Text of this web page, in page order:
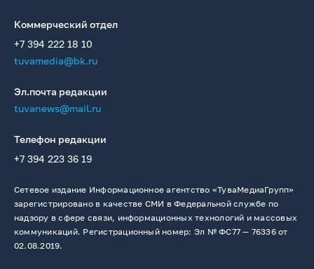
Коммерческий отдел
+7 394 222 18 10
tuvamedia@bk.ru
Эл.почта редакции
tuvanews@mail.ru
Телефон редакции
+7 394 223 36 19
Сетевое издание Информационное агентство «ТуваМедиаГрупп»
зарегистрировано в качестве СМИ в Федеральной службе по
надзору в сфере связи, информационных технологий и массовых
коммуникаций. Регистрационный номер: Эл № ФС77 — 76336 от
02.08.2019.